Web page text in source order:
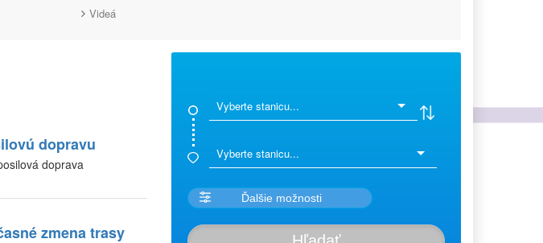
Videá
dopravu
doprava
zmena trasy